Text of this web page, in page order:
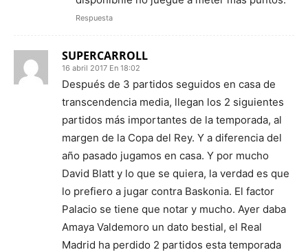
Respuesta
SUPERCARROLL
16 abril 2017 En 18:02
Después de 3 partidos seguidos en casa de
transcendencia media, llegan los 2 siguientes
partidos más importantes de la temporada, al
margen de la Copa del Rey. Y a diferencia del
año pasado jugamos en casa. Y por mucho
David Blatt y lo que se quiera, la verdad es que
lo prefiero a jugar contra Baskonia. El factor
Palacio se tiene que notar y mucho. Ayer daba
Amaya Valdemoro un dato bestial, el Real
Madrid ha perdido 2 partidos esta temporada